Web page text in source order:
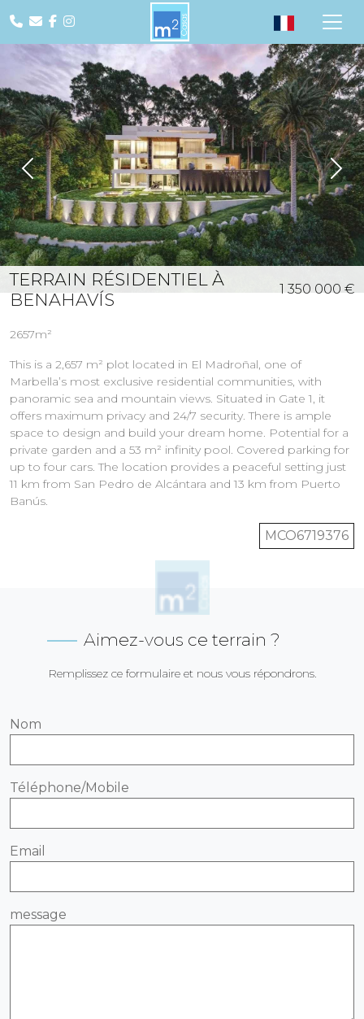
Previous
TERRAIN RÉSIDENTIEL À
BENAHAVÍS
1 350 000 €
2657m²
This is a 2,657 m² plot located in El Madroñal, one of
Marbella’s most exclusive residential communities, with
panoramic sea and mountain views. Situated in Gate 1, it
offers maximum privacy and 24/7 security. There is ample
space to design and build your dream home. Potential for a
private garden and a 53 m² infinity pool. Covered parking for
up to four cars. The location provides a peaceful setting just
11 km from San Pedro de Alcántara and 13 km from Puerto
Banús.
MCO6719376
Aimez-vous ce terrain ?
Remplissez ce formulaire et nous vous répondrons.
Nom
Téléphone/Mobile
Email
message